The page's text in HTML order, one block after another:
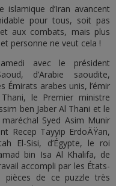
islamique d’Iran avancent
pour tous, soit pas
aux combats, mais plus
personne ne veut cela !
avec le président
d’Arabie saoudite,
Émirats arabes unis, l’émir
le Premier ministre
ben Jaber Al Thani et le
Syed Asim Munir
Recep Tayyip ErdoÄŸan,
El-Sisi, d’Égypte, le roi
bin Isa Al Khalifa, de
accompli par les États-
pièces de ce puzzle très